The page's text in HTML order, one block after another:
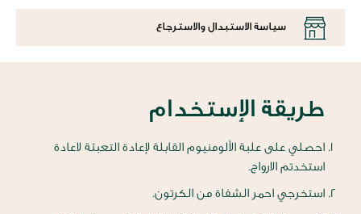
سياسة الاستبدال والاسترجاع
طريقة الإستخدام
احصلي على علبة الألومنيوم القابلة لإعادة التعبئة لاعادة
استخدتم الارواج.
استخرجي احمر الشفاة من الكرتون.